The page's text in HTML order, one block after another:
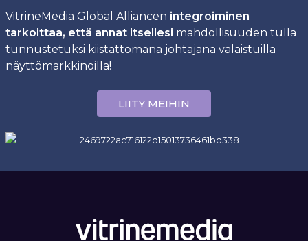
VitrineMedia Global Alliancen integroiminen
tarkoittaa, että annat itsellesi mahdollisuuden tulla
tunnustetuksi kiistattomana johtajana valaistuilla
näyttömarkkinoilla!
LIITY MEIHIN